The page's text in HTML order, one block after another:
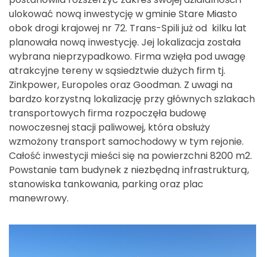
ulokować nową inwestycję w gminie Stare Miasto
obok drogi krajowej nr 72. Trans-Spili już od kilku lat
planowała nową inwestycję. Jej lokalizacja została
wybrana nieprzypadkowo. Firma wzięła pod uwagę
atrakcyjne tereny w sąsiedztwie dużych firm tj.
Zinkpower, Europoles oraz Goodman. Z uwagi na
bardzo korzystną lokalizację przy głównych szlakach
transportowych firma rozpoczęła budowę
nowoczesnej stacji paliwowej, która obsłuży
wzmożony transport samochodowy w tym rejonie.
Całość inwestycji mieści się na powierzchni 8200 m2.
Powstanie tam budynek z niezbędną infrastrukturą,
stanowiska tankowania, parking oraz plac
manewrowy.